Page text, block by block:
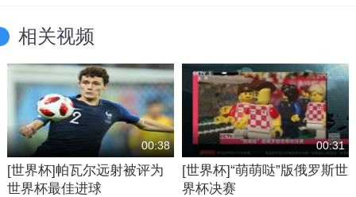
相关视频
00:38
[世界杯]帕瓦尔远射被评为
世界杯最佳进球
00:31
[世界杯]“萌萌哒”版俄罗斯世
界杯决赛